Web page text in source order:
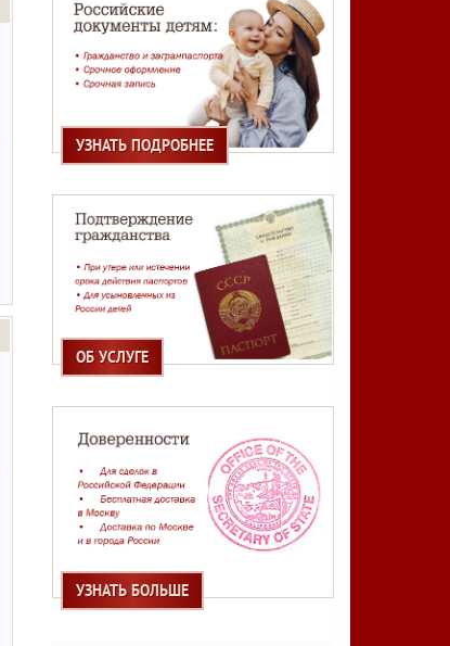
УЗНАТЬ ПОДРОБНЕЕ
ОБ УСЛУГЕ
УЗНАТЬ БОЛЬШЕ